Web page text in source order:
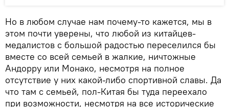
Но в любом случае нам почему-то кажется, мы в
этом почти уверены, что любой из китайцев-
медалистов с большой радостью переселился бы
вместе со всей семьей в жалкие, ничтожные
Андорру или Монако, несмотря на полное
отсутствие у них какой-либо спортивной славы. Да
что там с семьей, пол-Китая бы туда переехало
при возможности, несмотря на все исторические